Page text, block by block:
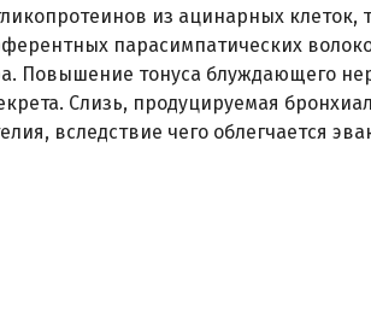
из ацинарных клеток,
парасимпатических
Повышение тонуса блуждающего
Слизь, продуцируемая
вследствие чего облегчается